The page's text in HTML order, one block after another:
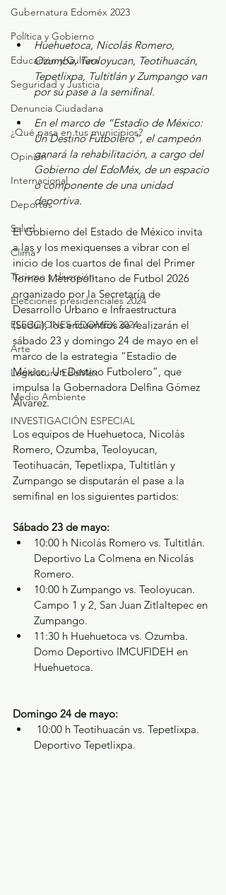
Gubernatura Edoméx 2023
Política y Gobierno
Educación y Cultura
Seguridad y Justicia
Denuncia Ciudadana
¿Qué pasa en tus municipios?
Opinión
Internacional
Deportes
Salud
Clima
Turismo y diversión
Elecciones presidenciales 2024
ELECCIONES EDOMEX 2024
Arte
Legislatura EdoMéx
Medio Ambiente
INVESTIGACIÓN ESPECIAL
Huehuetoca, Nicolás Romero,
Ozumba, Teoloyucan, Teotihuacán,
Tepetlixpa, Tultitlán y Zumpango van
por su pase a la semifinal.
En el marco de “Estadio de México:
Un Destino Futbolero”, el campeón
ganará la rehabilitación, a cargo del
Gobierno del EdoMéx, de un espacio
o componente de una unidad
deportiva.
El Gobierno del Estado de México invita
a las y los mexiquenses a vibrar con el
inicio de los cuartos de final del Primer
Torneo Metropolitano de Futbol 2026
organizado por la Secretaría de
Desarrollo Urbano e Infraestructura
(Sedui); los encuentros se realizarán el
sábado 23 y domingo 24 de mayo en el
marco de la estrategia “Estadio de
México: Un Destino Futbolero”, que
impulsa la Gobernadora Delfina Gómez
Álvarez.
Los equipos de Huehuetoca, Nicolás
Romero, Ozumba, Teoloyucan,
Teotihuacán, Tepetlixpa, Tultitlán y
Zumpango se disputarán el pase a la
semifinal en los siguientes partidos:
Sábado 23 de mayo:
10:00 h Nicolás Romero vs. Tultitlán.
Deportivo La Colmena en Nicolás
Romero.
10:00 h Zumpango vs. Teoloyucan.
Campo 1 y 2, San Juan Zitlaltepec en
Zumpango.
11:30 h Huehuetoca vs. Ozumba.
Domo Deportivo IMCUFIDEH en
Huehuetoca.
Domingo 24 de mayo:
Deportivo Tepetlixpa.